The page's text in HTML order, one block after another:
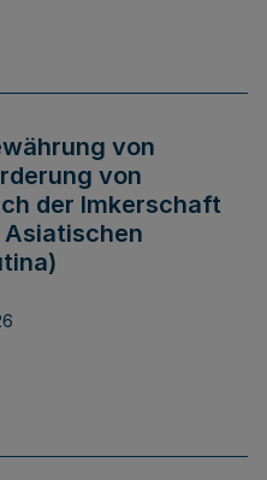
von
von
der Imkerschaft
Asiatischen